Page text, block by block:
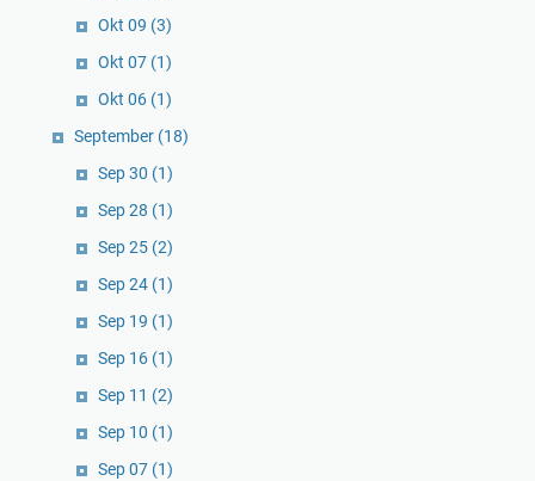
Okt 09 (3)
Okt 07 (1)
Okt 06 (1)
September (18)
Sep 30 (1)
Sep 28 (1)
Sep 25 (2)
Sep 24 (1)
Sep 19 (1)
Sep 16 (1)
Sep 11 (2)
Sep 10 (1)
Sep 07 (1)